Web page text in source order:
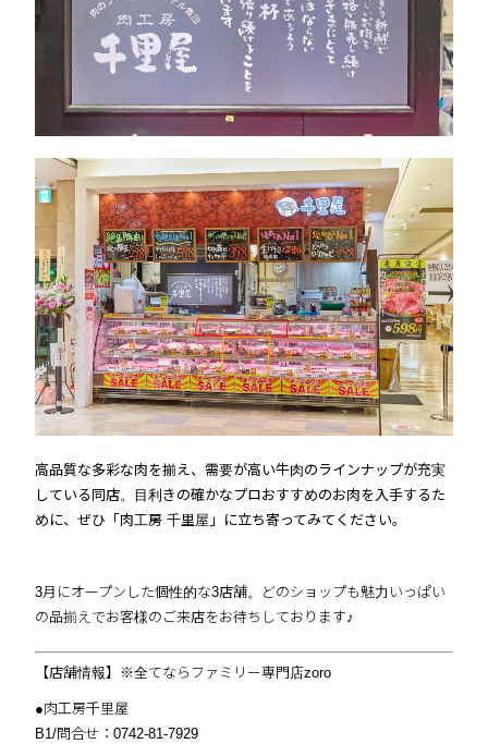
高品質な多彩な肉を揃え、需要が高い牛肉のラインナップが充実
している同店。目利きの確かなプロおすすめのお肉を入手するた
めに、ぜひ「肉工房 千里屋」に立ち寄ってみてください。
3月にオープンした個性的な3店舗。どのショップも魅力いっぱい
の品揃えでお客様のご来店をお待ちしております♪
【店舗情報】※全てならファミリー専門店zoro
●肉工房千里屋
B1/問合せ：0742-81-7929